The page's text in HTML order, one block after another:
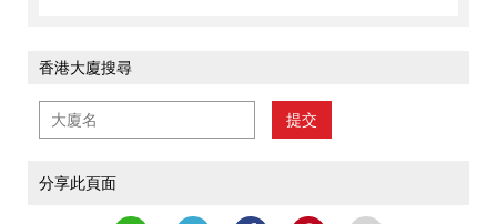
香港大廈搜尋
提交
分享此頁面